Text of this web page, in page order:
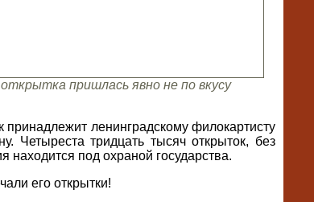
пришлась явно не по вкусу
ленинградскому филокартисту
Четыреста тридцать тысяч открыток, без
под охраной государства.
его открытки!